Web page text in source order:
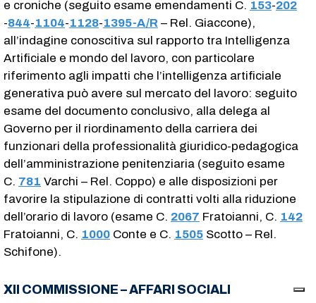
e croniche (seguito esame emendamenti C. 153​-202
-844​-1104​-1128​-1395-A/R ​ – Rel. Giaccone),
all’indagine conoscitiva sul rapporto tra Intelligenza
Artificiale e mondo del lavoro, con particolare
riferimento agli impatti che l’intelligenza artificiale
generativa può avere sul mercato del lavoro: seguito
esame del documento conclusivo, alla delega al
Governo per il riordinamento della carriera dei
funzionari della professionalità giuridico-pedagogica
dell’amministrazione penitenziaria (seguito esame
C. 781 ​ Varchi – Rel. Coppo) e alle disposizioni per
favorire la stipulazione di contratti volti alla riduzione
dell’orario di lavoro (esame C. 2067 ​ Fratoianni, C. 142
Fratoianni, C. 1000 ​ Conte e C. 1505 ​ Scotto – Rel.
Schifone).
XII COMMISSIONE – AFFARI SOCIALI